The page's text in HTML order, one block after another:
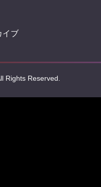
イブ
Rights Reserved.